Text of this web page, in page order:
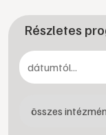
Részletes